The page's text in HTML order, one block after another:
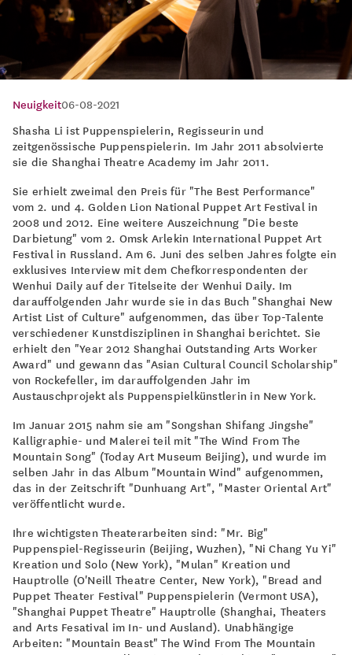
Neuigkeit06-08-2021
Shasha Li ist Puppenspielerin, Regisseurin und
zeitgenössische Puppenspielerin. Im Jahr 2011 absolvierte
sie die Shanghai Theatre Academy im Jahr 2011.
Sie erhielt zweimal den Preis für "The Best Performance"
vom 2. und 4. Golden Lion National Puppet Art Festival in
2008 und 2012. Eine weitere Auszeichnung "Die beste
Darbietung" vom 2. Omsk Arlekin International Puppet Art
Festival in Russland. Am 6. Juni des selben Jahres folgte ein
exklusives Interview mit dem Chefkorrespondenten der
Wenhui Daily auf der Titelseite der Wenhui Daily. Im
darauffolgenden Jahr wurde sie in das Buch "Shanghai New
Artist List of Culture" aufgenommen, das über Top-Talente
verschiedener Kunstdisziplinen in Shanghai berichtet. Sie
erhielt den "Year 2012 Shanghai Outstanding Arts Worker
Award" und gewann das "Asian Cultural Council Scholarship"
von Rockefeller, im darauffolgenden Jahr im
Austauschprojekt als Puppenspielkünstlerin in New York.
Im Januar 2015 nahm sie am "Songshan Shifang Jingshe"
Kalligraphie- und Malerei teil mit "The Wind From The
Mountain Song" (Today Art Museum Beijing), und wurde im
selben Jahr in das Album "Mountain Wind" aufgenommen,
das in der Zeitschrift "Dunhuang Art", "Master Oriental Art"
veröffentlicht wurde.
Ihre wichtigsten Theaterarbeiten sind: "Mr. Big"
Puppenspiel-Regisseurin (Beijing, Wuzhen), "Ni Chang Yu Yi"
Kreation und Solo (New York), "Mulan" Kreation und
Hauptrolle (O'Neill Theatre Center, New York), "Bread and
Puppet Theater Festival" Puppenspielerin (Vermont USA),
"Shanghai Puppet Theatre" Hauptrolle (Shanghai, Theaters
and Arts Fesatival im In- und Ausland). Unabhängige
Arbeiten: "Mountain Beast" The Wind From The Mountain